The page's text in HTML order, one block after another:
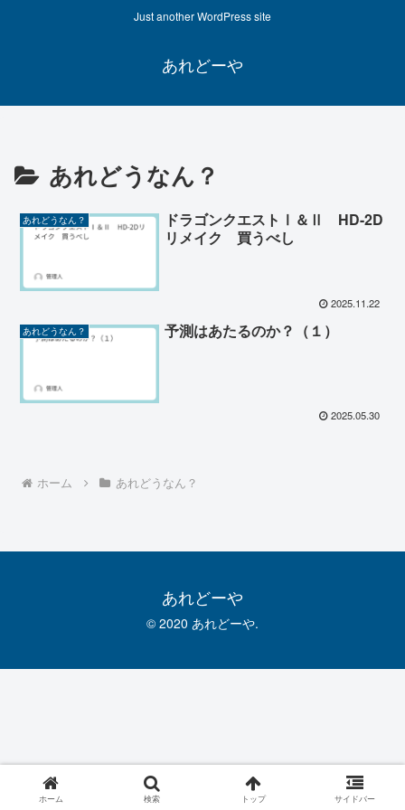
Just another WordPress site
あれどーや
あれどうなん？
あれどうなん？
ドラゴンクエストⅠ＆Ⅱ HD-2D
リメイク 買うべし
2025.11.22
あれどうなん？ 予測はあたるのか？（１）
2025.05.30
ホーム あれどうなん？
あれどーや
© 2020 あれどーや.
ホーム 検索 トップ サイドバー